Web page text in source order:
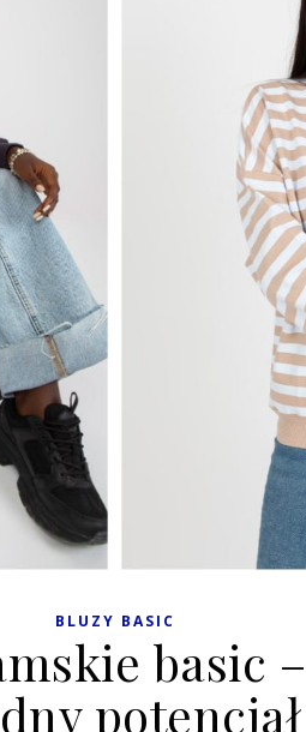
BLUZY BASIC
basic
potencjał